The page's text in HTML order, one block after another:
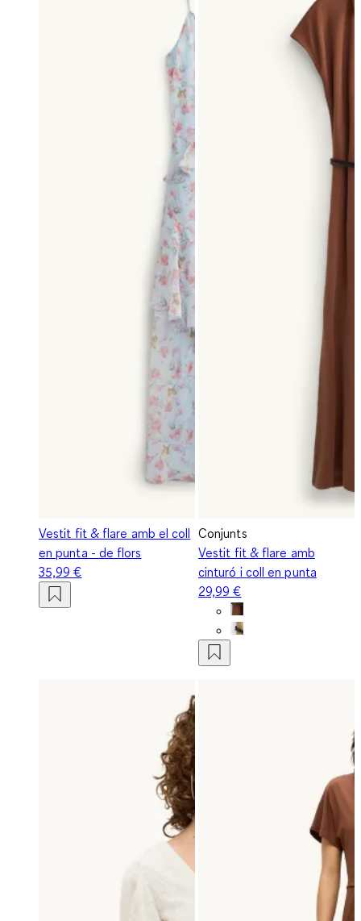
Vestit fit & flare amb el coll
en punta - de flors
35,99 €
Conjunts
Vestit fit & flare amb
cinturó i coll en punta
29,99 €